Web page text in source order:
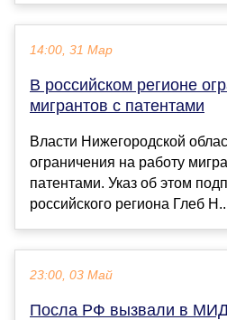
14:00, 31 Мар
В российском регионе
мигрантов с патентами
Власти Нижегородской
ограничения на работу
патентами. Указ об этом
российского региона Глеб
23:00, 03 Май
Посла РФ вызвали в МИД